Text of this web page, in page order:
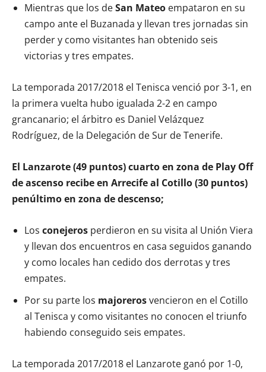
Mientras que los deSan Mateo empataron en su
campo ante el Buzanada y llevan tres jornadas sin
perder y como visitantes han obtenido seis
victorias y tres empates.
La temporada 2017/2018 el Tenisca venció por 3-1, en
la primera vuelta hubo igualada 2-2 en campo
grancanario; el árbitro es Daniel Velázquez
Rodríguez, de la Delegación de Sur de Tenerife.
El Lanzarote (49 puntos) cuarto en zona de Play Off
de ascenso recibe en Arrecife al Cotillo (30 puntos)
penúltimo en zona de descenso;
Los conejeros perdieron en su visita al Unión Viera
y llevan dos encuentros en casa seguidos ganando
y como locales han cedido dos derrotas y tres
empates.
Por su parte los majorerosvencieron en el Cotillo
al Tenisca y como visitantes no conocen el triunfo
habiendo conseguido seis empates.
La temporada 2017/2018 el Lanzarote ganó por 1-0,